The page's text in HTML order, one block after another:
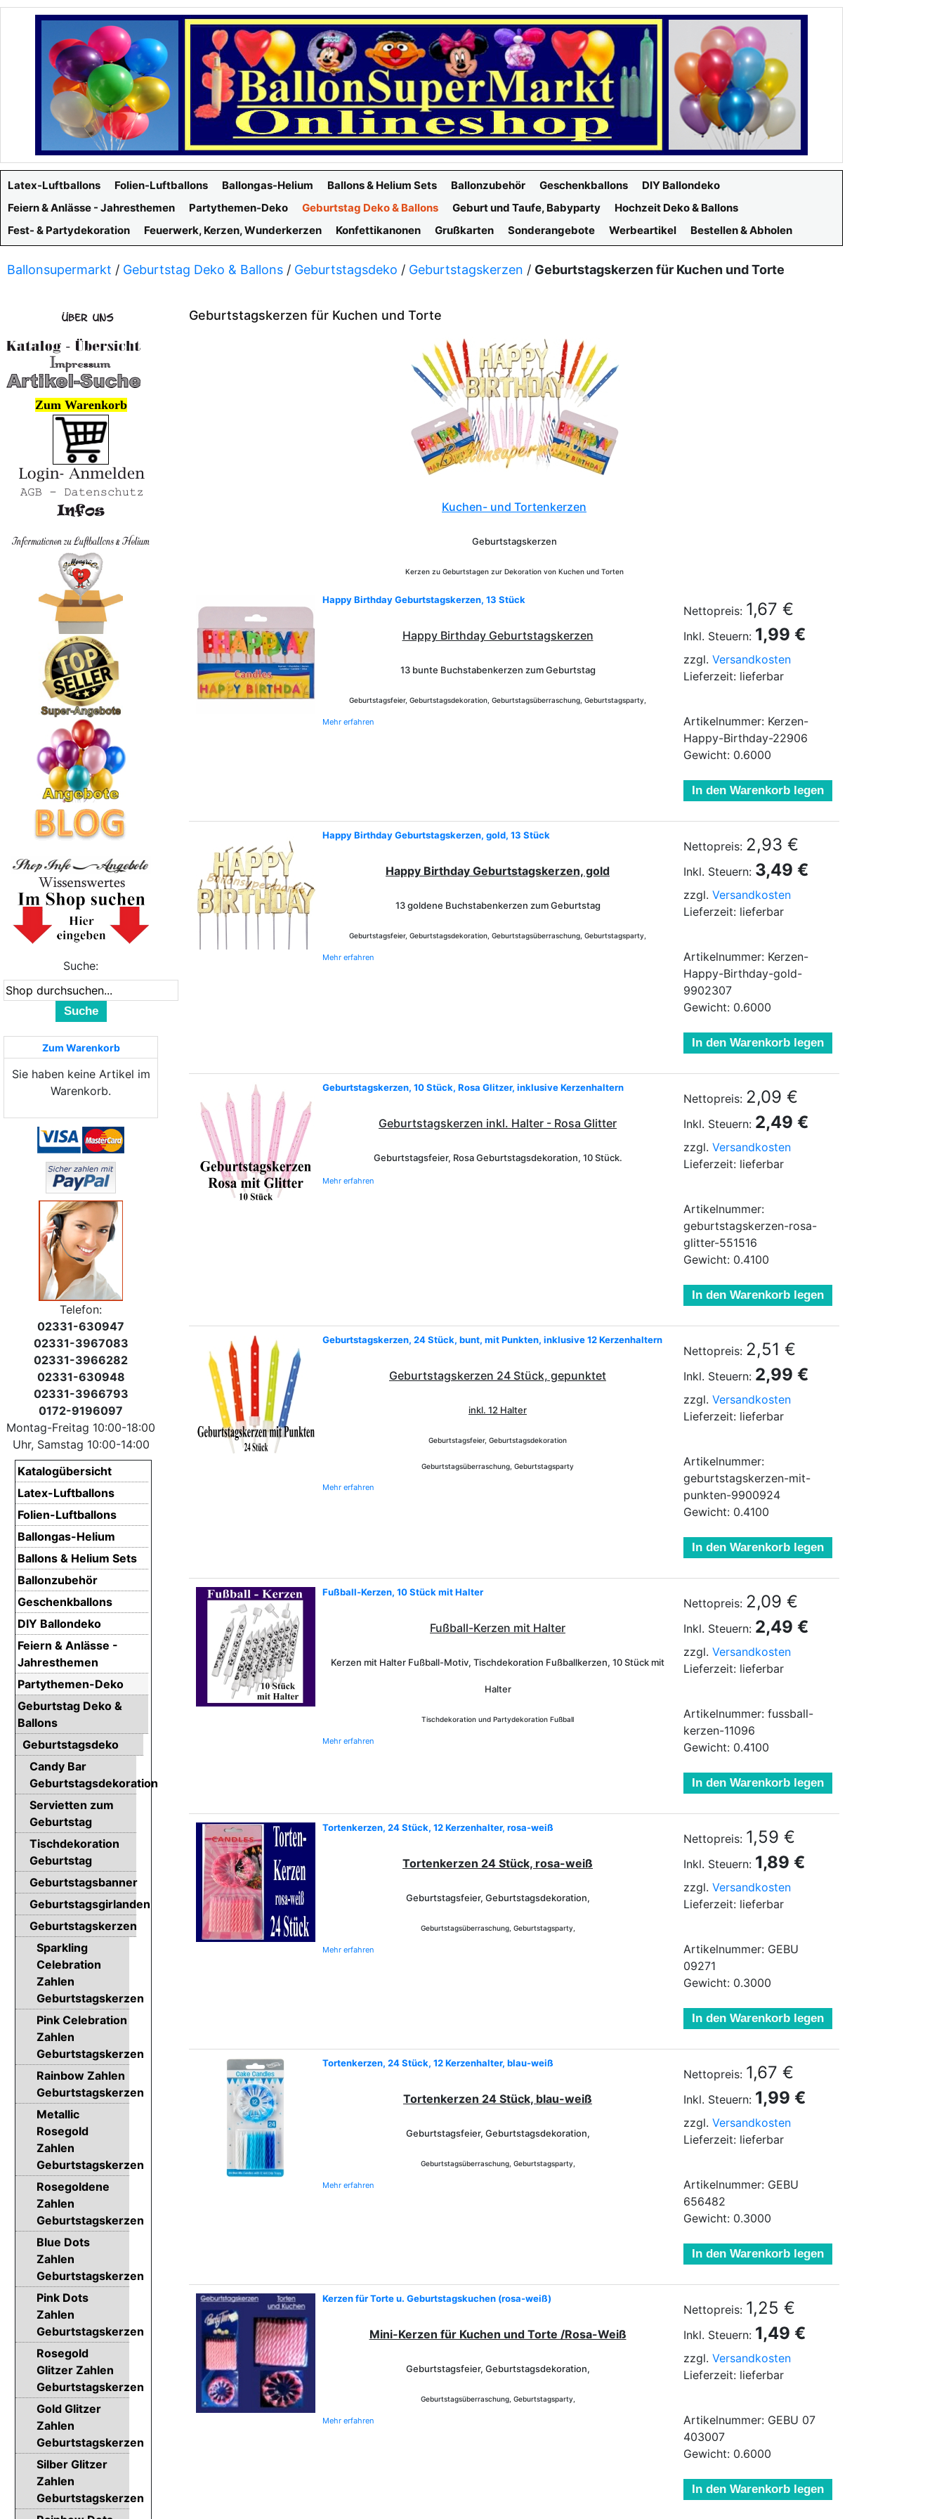
Latex-Luftballons Folien-Luftballons Ballongas-Helium Ballons & Helium Sets Ballonzubehör Geschenkballons
DIY Ballondeko
Feiern & Anlässe - Jahresthemen
Partythemen-Deko Geburtstag Deko & Ballons Geburt und Taufe, Babyparty
Hochzeit Deko & Ballons
Fest- & Partydekoration
Feuerwerk, Kerzen, Wunderkerzen Konfettikanonen Grußkarten Sonderangebote Werbeartikel Bestellen & Abholen
Ballonsupermarkt / Geburtstag Deko & Ballons / Geburtstagsdeko / Geburtstagskerzen / Geburtstagskerzen für Kuchen und Torte
Geburtstagskerzen für Kuchen und Torte
Kuchen- und Tortenkerzen
Geburtstagskerzen
Kerzen zu Geburtstagen zur Dekoration von Kuchen und Torten
Happy Birthday Geburtstagskerzen, 13 Stück
Happy Birthday Geburtstagskerzen
13 bunte Buchstabenkerzen zum Geburtstag
Geburtstagsfeier, Geburtstagsdekoration, Geburtstagsüberraschung, Geburtstagsparty,
Mehr erfahren
Nettopreis: 1,67 €
Inkl. Steuern: 1,99 €
zzgl. Versandkosten
Lieferzeit: lieferbar
Artikelnummer: Kerzen-
Happy-Birthday-22906
Gewicht: 0.6000
In den Warenkorb legen
Happy Birthday Geburtstagskerzen, gold, 13 Stück
Happy Birthday Geburtstagskerzen, gold
13 goldene Buchstabenkerzen zum Geburtstag
Geburtstagsfeier, Geburtstagsdekoration, Geburtstagsüberraschung, Geburtstagsparty,
Mehr erfahren
Nettopreis: 2,93 €
Inkl. Steuern: 3,49 €
zzgl. Versandkosten
Lieferzeit: lieferbar
Artikelnummer: Kerzen-
Happy-Birthday-gold-
9902307
Gewicht: 0.6000
In den Warenkorb legen
Geburtstagskerzen, 10 Stück, Rosa Glitzer, inklusive Kerzenhaltern
Geburtstagskerzen inkl. Halter - Rosa Glitter
Geburtstagsfeier, Rosa Geburtstagsdekoration, 10 Stück.
Mehr erfahren
Nettopreis: 2,09 €
Inkl. Steuern: 2,49 €
zzgl. Versandkosten
Lieferzeit: lieferbar
Artikelnummer:
geburtstagskerzen-rosa-
glitter-551516
Gewicht: 0.4100
In den Warenkorb legen
Geburtstagskerzen, 24 Stück, bunt, mit Punkten, inklusive 12 Kerzenhaltern
Geburtstagskerzen 24 Stück, gepunktet
inkl. 12 Halter
Geburtstagsfeier, Geburtstagsdekoration
Geburtstagsüberraschung, Geburtstagsparty
Mehr erfahren
Nettopreis: 2,51 €
Inkl. Steuern: 2,99 €
zzgl. Versandkosten
Lieferzeit: lieferbar
Artikelnummer:
geburtstagskerzen-mit-
punkten-9900924
Gewicht: 0.4100
In den Warenkorb legen
Fußball-Kerzen, 10 Stück mit Halter
Fußball-Kerzen mit Halter
Kerzen mit Halter Fußball-Motiv, Tischdekoration Fußballkerzen, 10 Stück mit
Halter
Tischdekoration und Partydekoration Fußball
Mehr erfahren
Nettopreis: 2,09 €
Inkl. Steuern: 2,49 €
zzgl. Versandkosten
Lieferzeit: lieferbar
Artikelnummer: fussball-
kerzen-11096
Gewicht: 0.4100
In den Warenkorb legen
Tortenkerzen, 24 Stück, 12 Kerzenhalter, rosa-weiß
Tortenkerzen 24 Stück, rosa-weiß
Geburtstagsfeier, Geburtstagsdekoration,
Geburtstagsüberraschung, Geburtstagsparty,
Mehr erfahren
Nettopreis: 1,59 €
Inkl. Steuern: 1,89 €
zzgl. Versandkosten
Lieferzeit: lieferbar
Artikelnummer: GEBU
09271
Gewicht: 0.3000
In den Warenkorb legen
Tortenkerzen, 24 Stück, 12 Kerzenhalter, blau-weiß
Tortenkerzen 24 Stück, blau-weiß
Geburtstagsfeier, Geburtstagsdekoration,
Geburtstagsüberraschung, Geburtstagsparty,
Mehr erfahren
Nettopreis: 1,67 €
Inkl. Steuern: 1,99 €
zzgl. Versandkosten
Lieferzeit: lieferbar
Artikelnummer: GEBU
656482
Gewicht: 0.3000
In den Warenkorb legen
Kerzen für Torte u. Geburtstagskuchen (rosa-weiß)
Mini-Kerzen für Kuchen und Torte /Rosa-Weiß
Geburtstagsfeier, Geburtstagsdekoration,
Geburtstagsüberraschung, Geburtstagsparty,
Mehr erfahren
Nettopreis: 1,25 €
Inkl. Steuern: 1,49 €
zzgl. Versandkosten
Lieferzeit: lieferbar
Artikelnummer: GEBU 07
403007
Gewicht: 0.6000
In den Warenkorb legen
Zum Warenkorb
Suche:
Suche
Zum Warenkorb
Sie haben keine Artikel im
Warenkorb.
Telefon:
02331-630947
02331-3967083
02331-3966282
02331-630948
02331-3966793
0172-9196097
Montag-Freitag 10:00-18:00
Uhr, Samstag 10:00-14:00
Katalogübersicht
Latex-Luftballons
Folien-Luftballons
Ballongas-Helium
Ballons & Helium Sets
Ballonzubehör
Geschenkballons
DIY Ballondeko
Feiern & Anlässe -
Jahresthemen
Partythemen-Deko
Geburtstag Deko &
Ballons
Geburtstagsdeko
Candy Bar
Geburtstagsdekoration
Servietten zum
Geburtstag
Tischdekoration
Geburtstag
Geburtstagsbanner
Geburtstagsgirlanden
Geburtstagskerzen
Sparkling
Celebration
Zahlen
Geburtstagskerzen
Pink Celebration
Zahlen
Geburtstagskerzen
Rainbow Zahlen
Geburtstagskerzen
Metallic
Rosegold
Zahlen
Geburtstagskerzen
Rosegoldene
Zahlen
Geburtstagskerzen
Blue Dots
Zahlen
Geburtstagskerzen
Pink Dots
Zahlen
Geburtstagskerzen
Rosegold
Glitzer Zahlen
Geburtstagskerzen
Gold Glitzer
Zahlen
Geburtstagskerzen
Silber Glitzer
Zahlen
Geburtstagskerzen